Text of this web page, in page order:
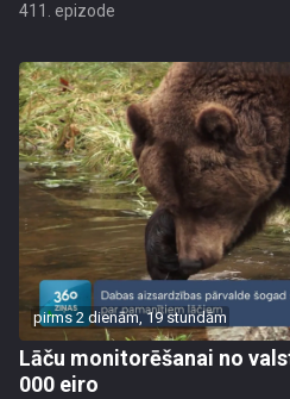
411. epizode
pirms 2 dienām, 19 stundām
Lāču monitorēšanai no
000 eiro